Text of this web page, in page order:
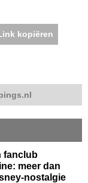
kopiëren
fanclub
meer dan
nostalgie